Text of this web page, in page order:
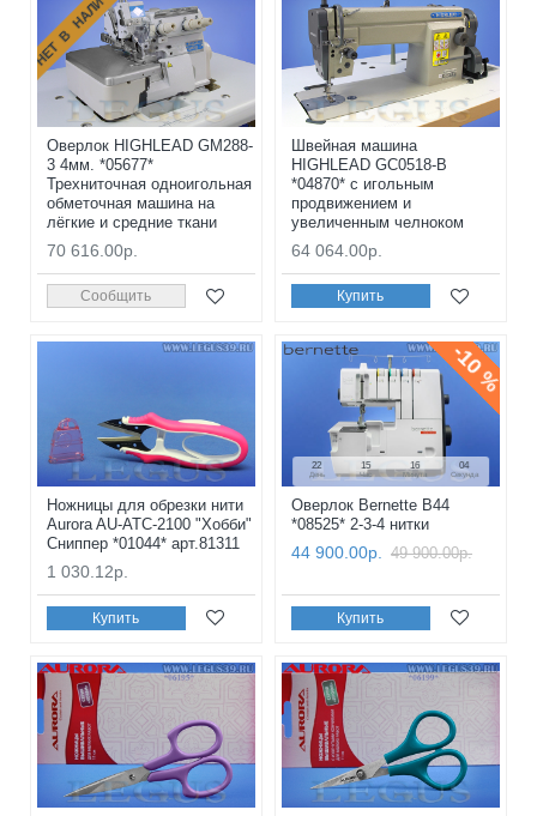
НЕТ В НАЛИЧИИ
Оверлок HIGHLEAD GM288-
3 4мм. *05677*
Трехниточная одноигольная
обметочная машина на
лёгкие и средние ткани
70 616.00р.
Сообщить
Швейная машина
HIGHLEAD GC0518-B
*04870* с игольным
продвижением и
увеличенным челноком
64 064.00р.
Купить
Ножницы для обрезки нити
Aurora AU-ATC-2100 "Хобби"
Сниппер *01044* арт.81311
1 030.12р.
Купить
-10 %
22
День
15
Час
16
Минута
02
Секунда
Оверлок Bernette B44
*08525* 2-3-4 нитки
44 900.00р. 49 900.00р.
Купить